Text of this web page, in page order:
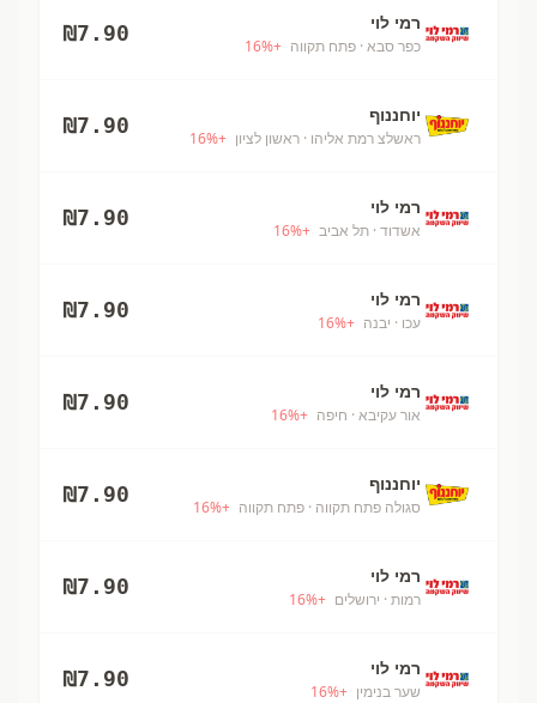
רמי לוי
כפר סבא · פתח תקווה +
16%
₪7.90
יוחננוף
ראשלצ רמת אליהו · ראשון לציון +
16%
₪7.90
רמי לוי
אשדוד · תל אביב +
16%
₪7.90
רמי לוי
עכו · יבנה +
16%
₪7.90
רמי לוי
אור עקיבא · חיפה +
16%
₪7.90
יוחננוף
סגולה פתח תקווה · פתח תקווה +
16%
₪7.90
רמי לוי
רמות · ירושלים +
16%
₪7.90
רמי לוי
שער בנימין +
16%
₪7.90